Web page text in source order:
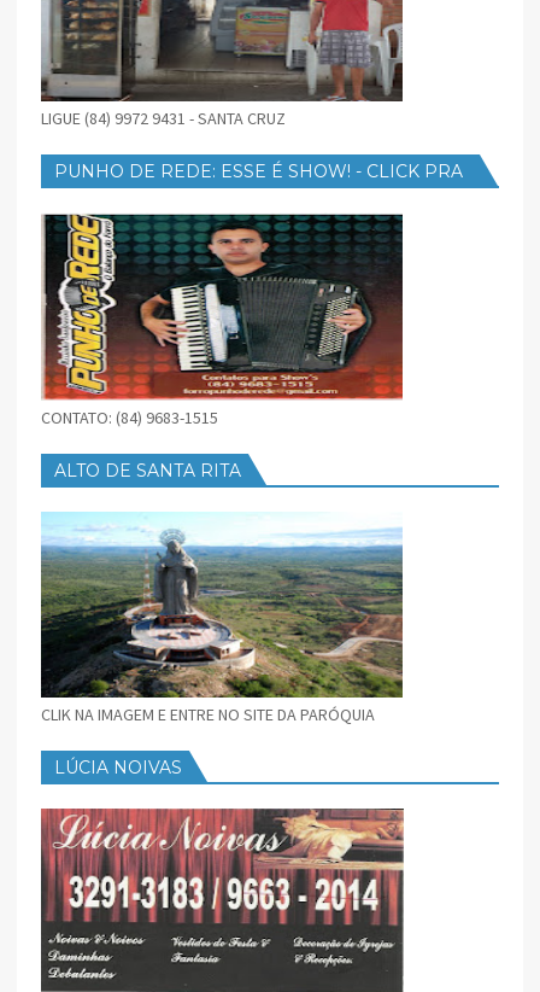
LIGUE (84) 9972 9431 - SANTA CRUZ
PUNHO DE REDE: ESSE É SHOW! - CLICK PRA
CONTATO: (84) 9683-1515
ALTO DE SANTA RITA
CLIK NA IMAGEM E ENTRE NO SITE DA PARÓQUIA
LÚCIA NOIVAS